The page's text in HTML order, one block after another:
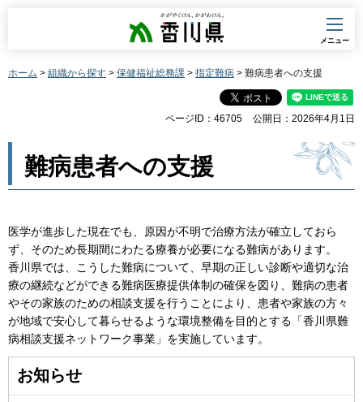
香川県
メニュー
ホーム > 組織から探す > 保健福祉総務課 > 指定難病 > 難病患者への支援
ページID：46705 公開日：2026年4月1日
難病患者への支援
医学が進歩した現在でも、原因が不明で治療方法が確立しておら
ず、そのため長期間にわたる療養が必要になる難病があります。
香川県では、こうした難病について、早期の正しい診断や適切な治
療の継続などができる難病医療提供体制の確保を図り、難病の患者
やその家族のための相談支援を行うことにより、患者や家族の方々
が地域で安心して暮らせるような環境整備を目的とする「香川県難
病相談支援ネットワーク事業」を実施しています。
お知らせ